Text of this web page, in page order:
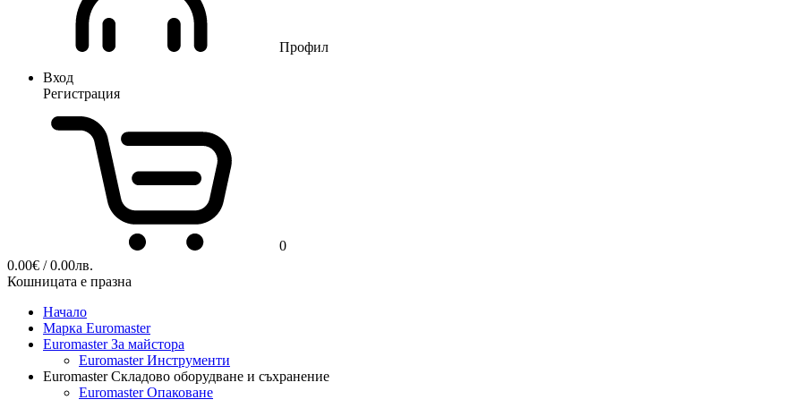
Профил
Вход
Регистрация
0
0.00€ / 0.00лв.
Кошницата е празна
Начало
Марка Euromaster
Euromaster За майстора
Euromaster Инструменти
Euromaster Складово оборудване и съхранение
Euromaster Опаковане